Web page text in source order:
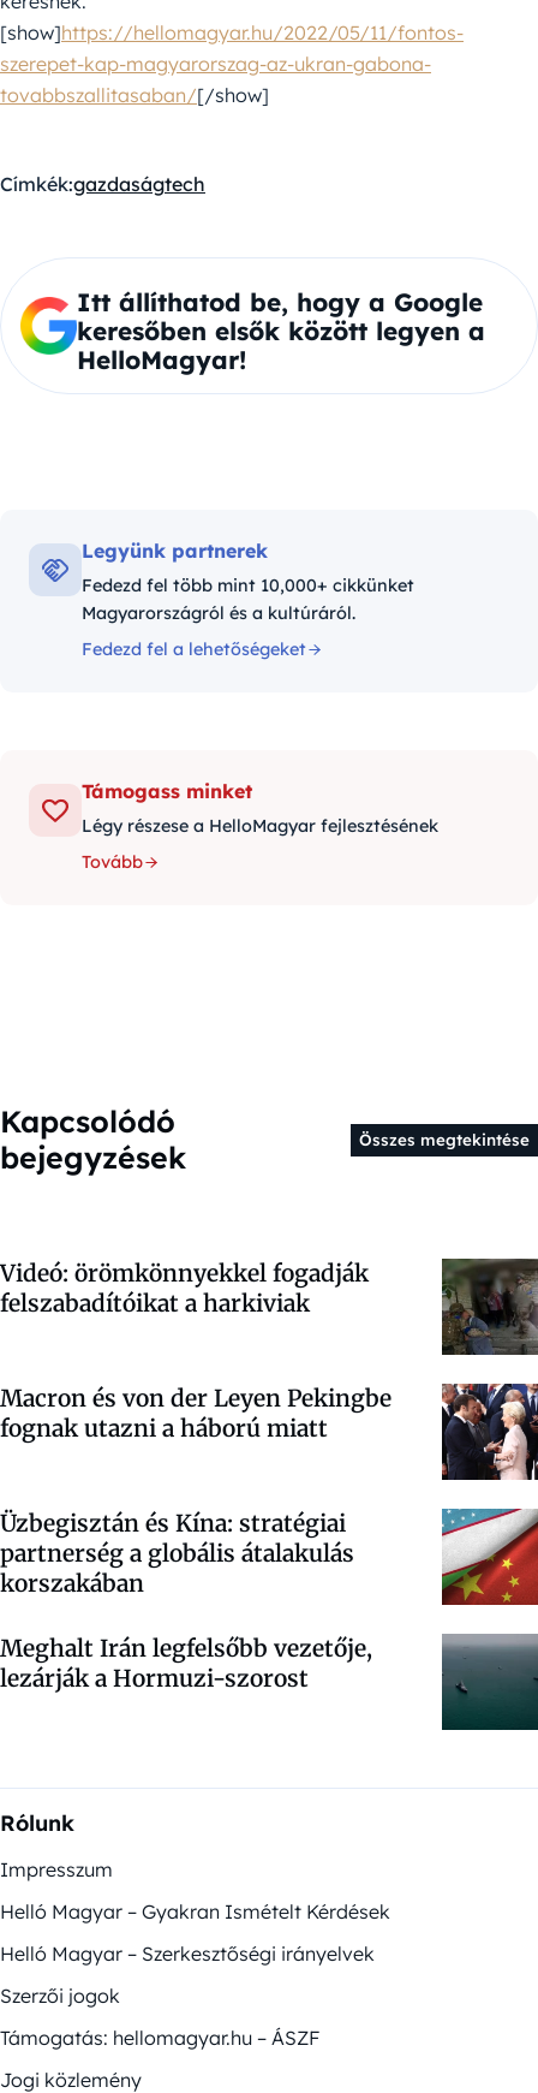
[show]https://hellomagyar.hu/2022/05/11/fontos-
szerepet-kap-magyarorszag-az-ukran-gabona-
tovabbszallitasaban/[/show]
Címkék:gazdaságtech
Itt állíthatod be, hogy a Google
keresőben elsők között legyen a
HelloMagyar!
Legyünk partnerek
Fedezd fel több mint 10,000+ cikkünket
Magyarországról és a kultúráról.
Fedezd fel a lehetőségeket
Támogass minket
Légy részese a HelloMagyar fejlesztésének
Tovább
Kapcsolódó
bejegyzések
Összes megtekintése
Videó: örömkönnyekkel fogadják
felszabadítóikat a harkiviak
Macron és von der Leyen Pekingbe
fognak utazni a háború miatt
Üzbegisztán és Kína: stratégiai
partnerség a globális átalakulás
korszakában
Meghalt Irán legfelsőbb vezetője,
lezárják a Hormuzi-szorost
Rólunk
Impresszum
Helló Magyar – Gyakran Ismételt Kérdések
Helló Magyar – Szerkesztőségi irányelvek
Szerzői jogok
Támogatás: hellomagyar.hu – ÁSZF
Jogi közlemény